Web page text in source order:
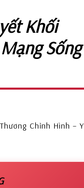
Khối
Sống
Chỉnh Hình – Y